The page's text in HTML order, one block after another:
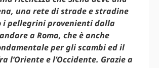
una rete di strade e stradine
i pellegrini provenienti dalla
a Roma, che è anche
per gli scambi ed il
l’Oriente e l’Occidente. Grazie a